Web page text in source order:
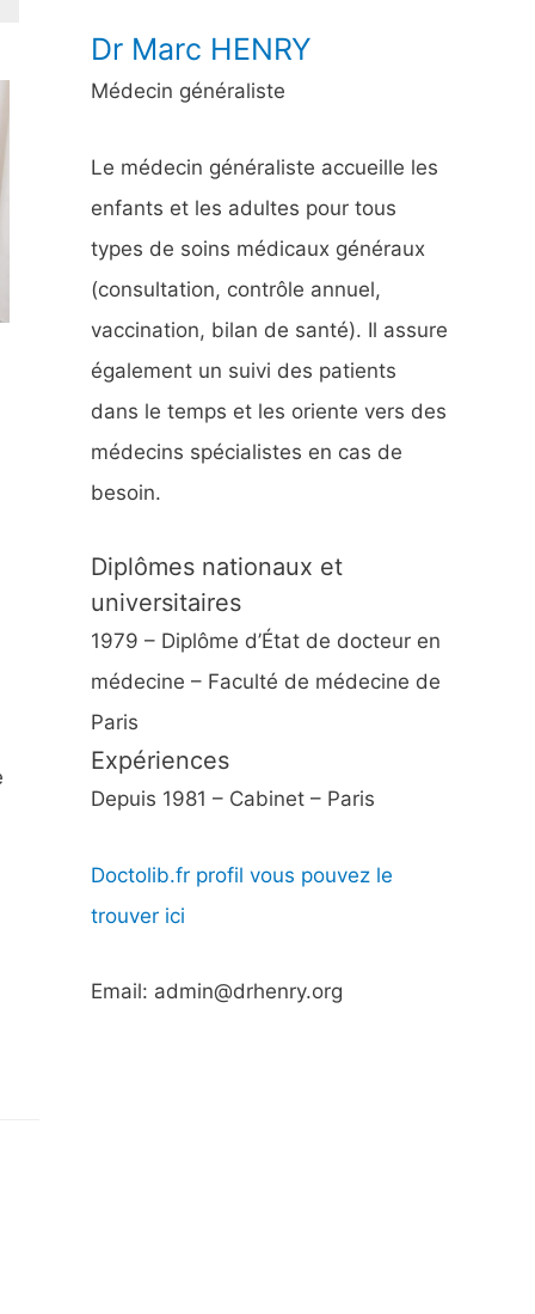
c
h
r
:
Dr Marc HENRY
Médecin généraliste
Le médecin généraliste accueille les
enfants et les adultes pour tous
types de soins médicaux généraux
(consultation, contrôle annuel,
vaccination, bilan de santé). Il assure
également un suivi des patients
dans le temps et les oriente vers des
médecins spécialistes en cas de
besoin.
Diplômes nationaux et
universitaires
1979 – Diplôme d’État de docteur en
médecine – Faculté de médecine de
Paris
Expériences
Depuis 1981 – Cabinet – Paris
Doctolib.fr profil vous pouvez le
trouver ici
Email: admin@drhenry.org